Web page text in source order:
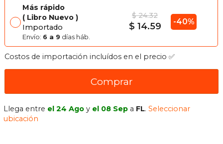
Más rápido
Libro Nuevo
Importado
Envío: 6 a 9 días háb.
$ 24.32
$ 14.59 -40%
Costos de importación incluídos en el precio ✅
Comprar
Llega entre el 24 Ago y el 08 Sep a FL.Seleccionar
ubicación